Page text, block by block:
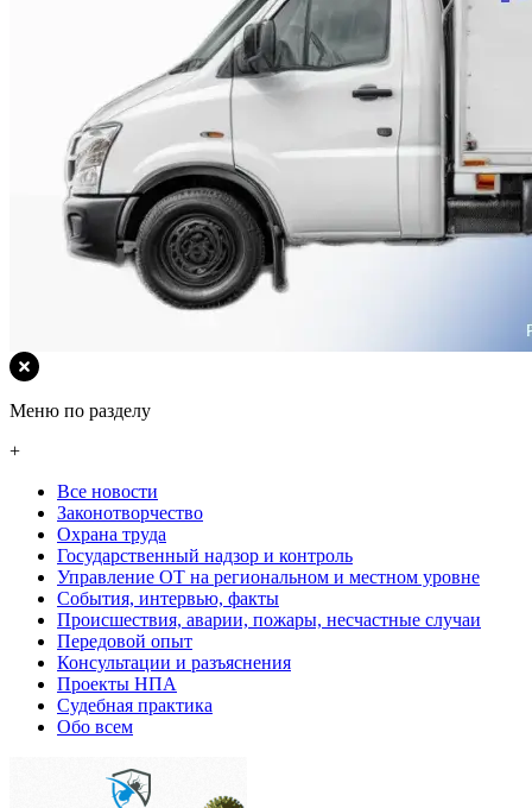
Меню по разделу
+
Все новости
Законотворчество
Охрана труда
Государственный надзор и контроль
Управление ОТ на региональном и местном уровне
События, интервью, факты
Происшествия, аварии, пожары, несчастные случаи
Передовой опыт
Консультации и разъяснения
Проекты НПА
Судебная практика
Обо всем